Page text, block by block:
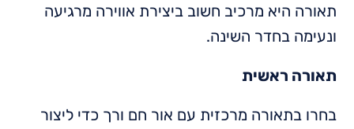
תאורה היא מרכיב חשוב ביצירת אווירה מרגיעה
ונעימה בחדר השינה.
תאורה ראשית
בחרו בתאורה מרכזית עם אור חם ורך כדי ליצור